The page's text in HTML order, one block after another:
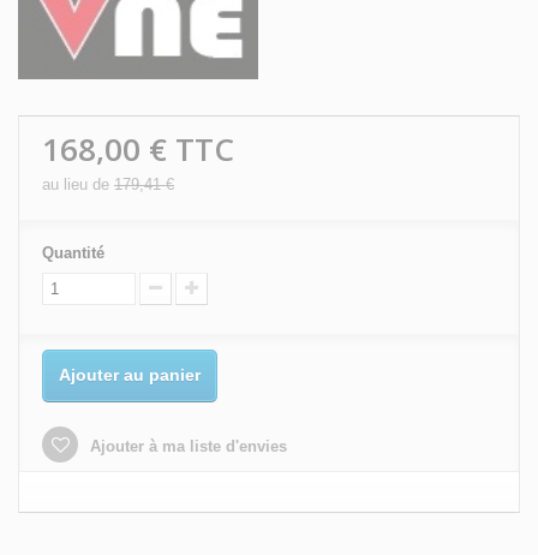
168,00 € TTC
au lieu de 179,41 €
Quantité
Ajouter au panier
Ajouter à ma liste d'envies